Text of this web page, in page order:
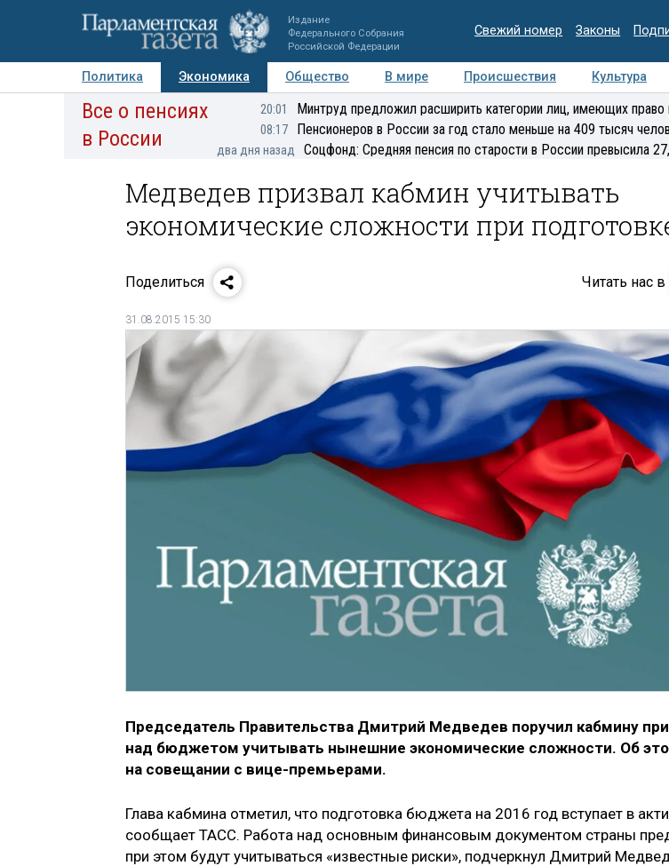
Издание
Федерального Собрания
Российской Федерации
Свежий номер Законы
Политика Экономика Общество В мире Происшествия Культура
Авторы Персоны Мнения Регионы Медиацентр Интервью
Все о пенсиях
в России
20:01 Минтруд предложил расширить категории лиц, имеющих право
08:17 Пенсионеров в России за год стало меньше на 409 тысяч
два дня назад Соцфонд: Средняя пенсия по старости в России превысила
Медведев призвал кабмин учитывать
экономические сложности при
Поделиться Читать нас в
31.08.2015 15:30
Председатель Правительства Дмитрий Медведев поручил кабмину при
над бюджетом учитывать нынешние экономические сложности. Об
на совещании с вице-премьерами.
Глава кабмина отметил, что подготовка бюджета на 2016 год вступает в
сообщает ТАСС. Работа над основным финансовым документом страны
при этом будут учитываться «известные риски», подчеркнул Дмитрий